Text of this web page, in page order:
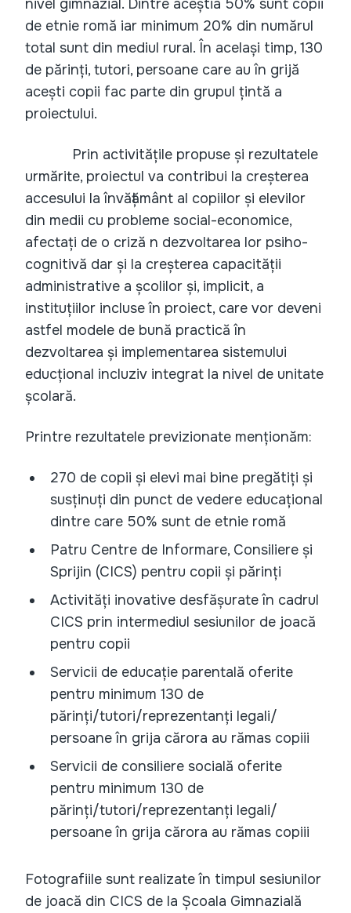
nivel gimnazial. Dintre aceștia 50% sunt copii
de etnie romă iar minimum 20% din numărul
total sunt din mediul rural. În același timp, 130
de părinți, tutori, persoane care au în grijă
acești copii fac parte din grupul țintă a
proiectului.
Prin activitățile propuse și rezultatele
urmărite, proiectul va contribui la creșterea
accesului la învățământ al copiilor și elevilor
din medii cu probleme social-economice,
afectați de o criză n dezvoltarea lor psiho-
cognitivă dar și la creșterea capacității
administrative a școlilor și, implicit, a
instituțiilor incluse în proiect, care vor deveni
astfel modele de bună practică în
dezvoltarea și implementarea sistemului
educțional incluziv integrat la nivel de unitate
școlară.
Printre rezultatele previzionate menționăm:
270 de copii și elevi mai bine pregătiți și
susținuți din punct de vedere educațional
dintre care 50% sunt de etnie romă
Patru Centre de Informare, Consiliere și
Sprijin (CICS) pentru copii și părinți
Activități inovative desfășurate în cadrul
CICS prin intermediul sesiunilor de joacă
pentru copii
Servicii de educație parentală oferite
pentru minimum 130 de
părinți/tutori/reprezentanți legali/
persoane în grija cărora au rămas copiii
Servicii de consiliere socială oferite
pentru minimum 130 de
părinți/tutori/reprezentanți legali/
persoane în grija cărora au rămas copiii
Fotografiile sunt realizate în timpul sesiunilor
de joacă din CICS de la Școala Gimnazială